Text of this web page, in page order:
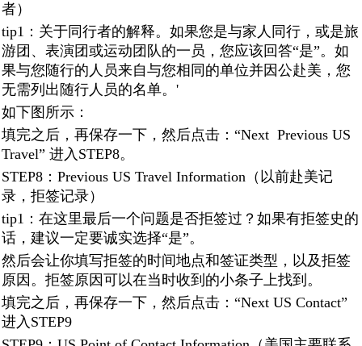
者）
tip1：关于同行者的解释。如果您是与家人同行，或是旅
游团、表演团或运动团队的一员，您应该回答“是”。如
果与您随行的人员来自与您相同的单位并因公赴美，您
无需列出随行人员的名单。'
如下图所示：
填完之后，再保存一下，然后点击：“Next Previous US
Travel” 进入STEP8。
STEP8：Previous US Travel Information（以前赴美记
录，拒签记录）
tip1：在这里最后一个问题是否拒签过？如果有拒签史的
话，建议一定要诚实选择“是”。
然后会让你填写拒签的时间地点和签证类型，以及拒签
原因。拒签原因可以在当时收到的小条子上找到。
填完之后，再保存一下，然后点击：“Next US Contact”
进入STEP9